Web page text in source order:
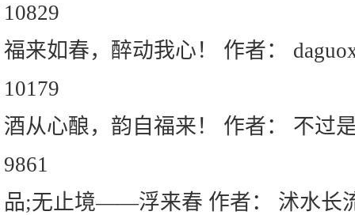
10829
福来如春，醉动我心！ 作者：
10179
酒从心酿，韵自福来！ 作者： 不过
9861
品;无止境——浮来春 作者： 沭水长